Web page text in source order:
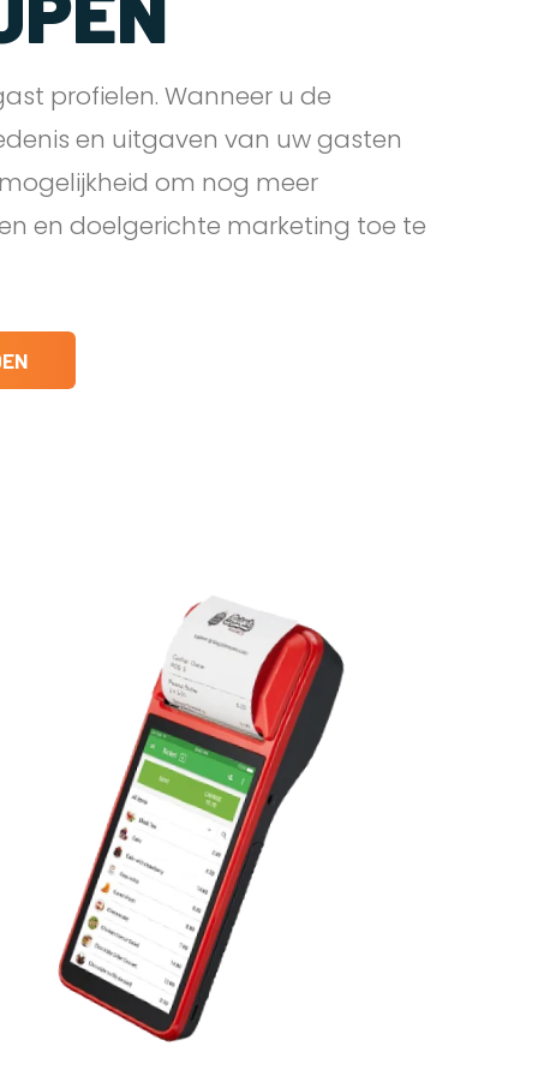
profielen. Wanneer u de
en uitgaven van uw gasten
om nog meer
en doelgerichte marketing toe te